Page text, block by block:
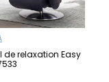
de relaxation Easy